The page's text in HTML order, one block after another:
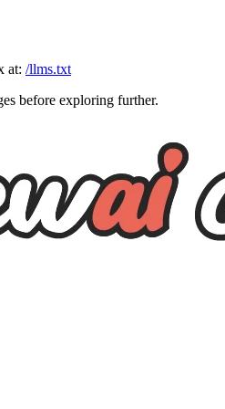
at: /llms.txt
before exploring further.